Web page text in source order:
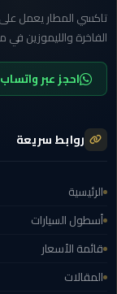
توصيل
مطار
برج
مرسيدس
سيارات
ليموزين
الاسكندرية
تاكسي المطار يعمل على
الفاخرة والليموزين في
احجز عبر واتساب
روابط سريعة
الرئيسية
أسطول السيارات
قائمة الأسعار
المقالات